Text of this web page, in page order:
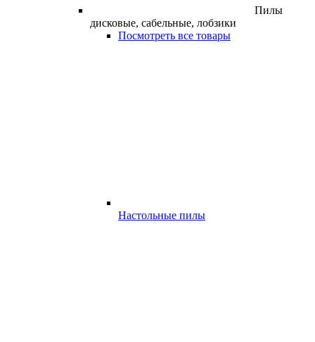
Пилы
дисковые, сабельные, лобзики
Посмотреть все товары
Настольные пилы